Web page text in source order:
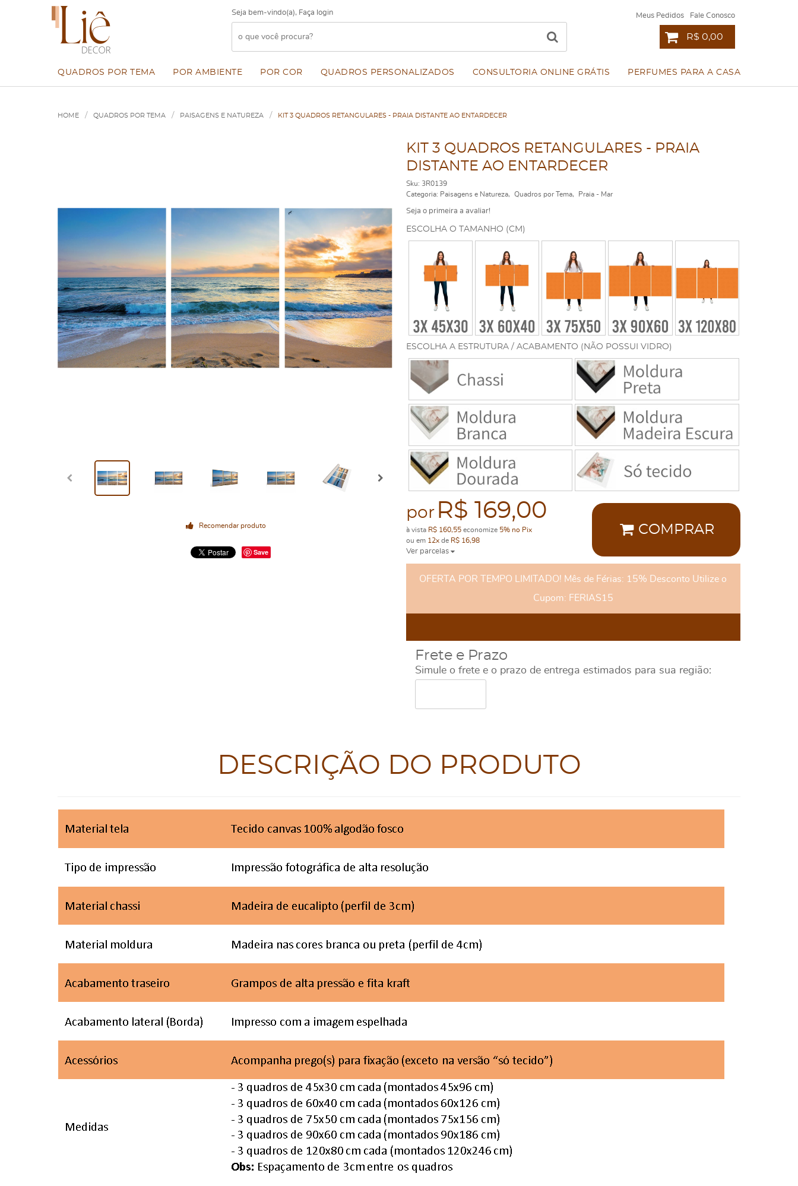
Seja bem-vindo(a), Faça login Meus Pedidos Fale Conosco
R$ 0,00
QUADROS POR TEMA POR AMBIENTE POR COR QUADROS PERSONALIZADOS CONSULTORIA ONLINE GRÁTIS PERFUMES PARA A CASA
HOME QUADROS POR TEMA PAISAGENS E NATUREZA KIT 3 QUADROS RETANGULARES - PRAIA DISTANTE AO ENTARDECER
Recomendar produto
Save
KIT 3 QUADROS RETANGULARES - PRAIA
DISTANTE AO ENTARDECER
Sku: 3R0139
Categoria: Paisagens e Natureza Quadros por Tema Praia - Mar
Seja o primeira a avaliar!
ESCOLHA A ESTRUTURA / ACABAMENTO (NÃO POSSUI VIDRO)
ESCOLHA O TAMANHO (CM)
por R$ 169,00
à vista R$ 160,55economize 5% no Pix
ou em 12xde R$ 16,98
Ver parcelas
COMPRAR
OFERTA POR TEMPO LIMITADO! Mês de Férias: 15% Desconto Utilize o
Cupom: FERIAS15
Frete e Prazo
Simule o frete e o prazo de entrega estimados para sua região:
DESCRIÇÃO DO PRODUTO